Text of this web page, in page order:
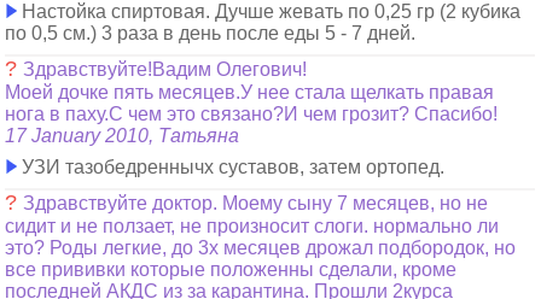
Настойка спиртовая. Дучше жевать по 0,25 гр (2 кубика
по 0,5 см.) 3 раза в день после еды 5 - 7 дней.
? Здравствуйте!Вадим Олегович!
Моей дочке пять месяцев.У нее стала щелкать правая
нога в паху.С чем это связано?И чем грозит? Спасибо!
17 January 2010, Татьяна
УЗИ тазобедреннычх суставов, затем ортопед.
? Здравствуйте доктор. Моему сыну 7 месяцев, но не
сидит и не ползает, не произносит слоги. нормально ли
это? Роды легкие, до 3х месяцев дрожал подбородок, но
все прививки которые положенны сделали, кроме
последней АКДС из за карантина. Прошли 2курса